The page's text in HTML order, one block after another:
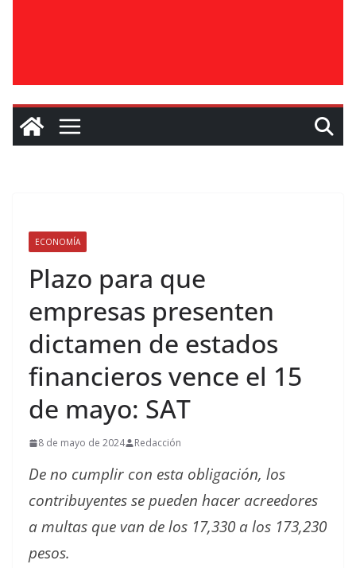
ECONOMÍA
Plazo para que
empresas presenten
dictamen de estados
financieros vence el 15
de mayo: SAT
8 de mayo de 2024 Redacción
De no cumplir con esta obligación, los
contribuyentes se pueden hacer acreedores
a multas que van de los 17,330 a los 173,230
pesos.